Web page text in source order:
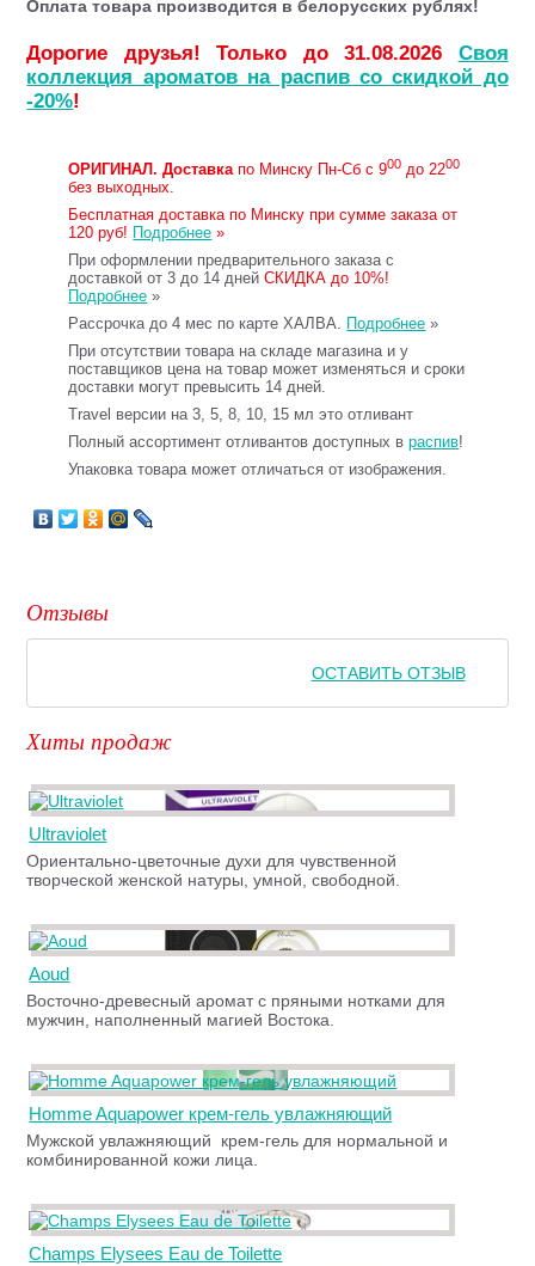
Оплата товара производится в белорусских рублях!
Дорогие друзья! Только до 31.08.2026 Своя
коллекция ароматов на распив со скидкой до
-20%!
ОРИГИНАЛ. Доставкапо Минску Пн-Сб с 900 до 2200
без выходных.
Бесплатная доставка по Минску при сумме заказа от
120 руб! Подробнее »
При оформлении предварительного заказа с
доставкой от 3 до 14 днейСКИДКА до 10%!
Подробнее »
Рассрочка до 4 мес по карте ХАЛВА. Подробнее »
При отсутствии товара на складе магазина и у
поставщиков цена на товар может изменяться и сроки
доставки могут превысить 14 дней.
Travel версии на 3, 5, 8, 10, 15 мл это отливант
Полный ассортимент отливантов доступных враспив!
Упаковка товара может отличаться от изображения.
Отзывы
ОСТАВИТЬ ОТЗЫВ
Хиты продаж
Ultraviolet
Ориентально-цветочные духи для чувственной
творческой женской натуры, умной, свободной.
Aoud
Восточно-древесный аромат с пряными нотками для
мужчин, наполненный магией Востока.
Homme Aquapower крем-гель увлажняющий
Мужской увлажняющий крем-гель для нормальной и
комбинированной кожи лица.
Champs Elysees Eau de Toilette